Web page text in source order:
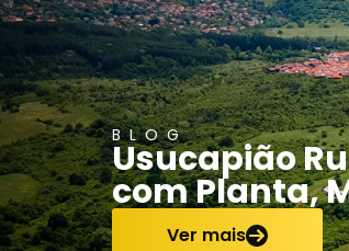
BLOG
Usucapião
com Planta,
Ver mais